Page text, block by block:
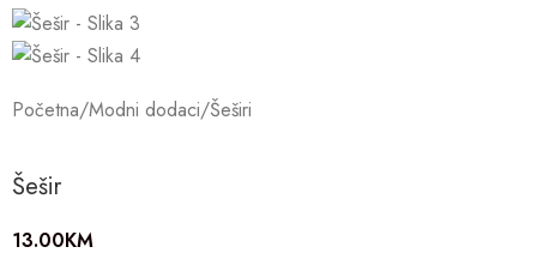
Početna/Modni dodaci/Šeširi
Šešir
13.00KM